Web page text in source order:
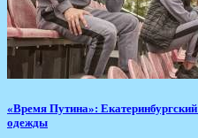
​«Время Путина»:
одежды